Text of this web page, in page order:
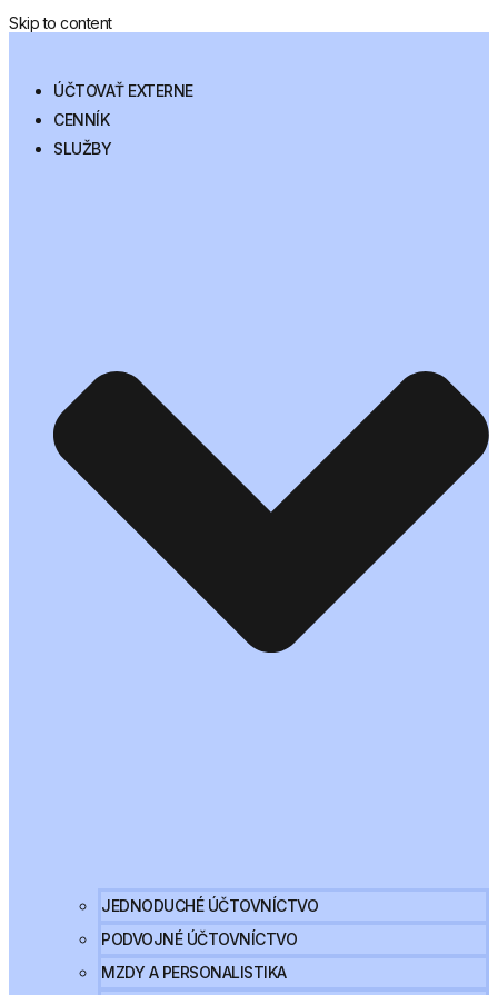
Skip to content
ÚČTOVAŤ EXTERNE
CENNÍK
SLUŽBY
JEDNODUCHÉ ÚČTOVNÍCTVO
PODVOJNÉ ÚČTOVNÍCTVO
MZDY A PERSONALISTIKA